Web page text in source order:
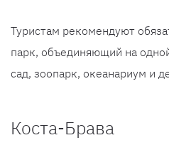
Туристам рекомендуют
парк, объединяющий на
сад, зоопарк, океанариум и
Коста-Брава